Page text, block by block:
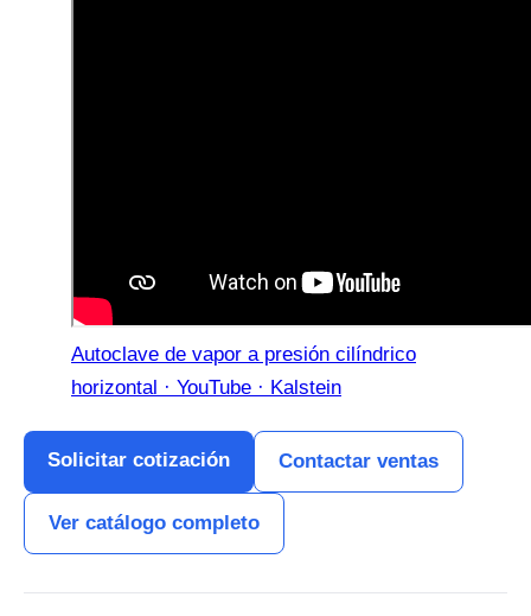
Autoclave de vapor a presión cilíndrico
horizontal · YouTube · Kalstein
Solicitar cotización Contactar ventas
Ver catálogo completo